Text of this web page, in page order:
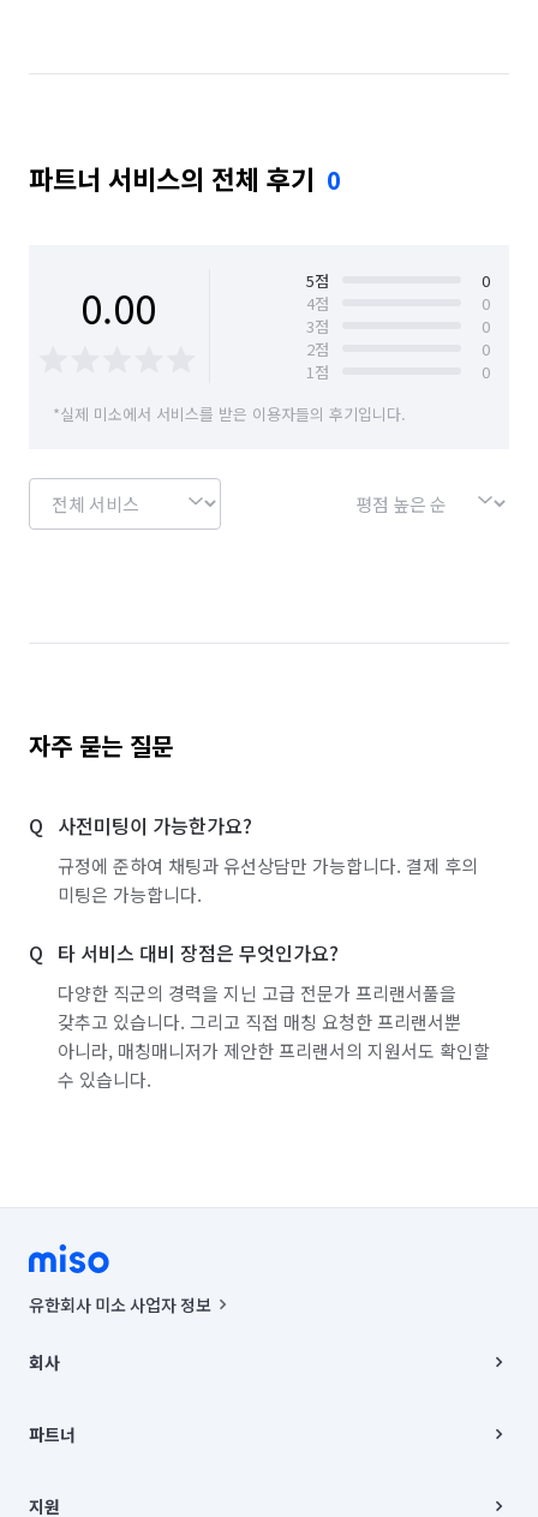
파트너 서비스의 전체 후기 0
0.00 5점
0
4점
0
3점
0
2점
0
1점
0
*실제 미소에서 서비스를 받은 이용자들의 후기입니다.
자주 묻는 질문
사전미팅이 가능한가요?
규정에 준하여 채팅과 유선상담만 가능합니다. 결제 후의
미팅은 가능합니다.
타 서비스 대비 장점은 무엇인가요?
다양한 직군의 경력을 지닌 고급 전문가 프리랜서풀을
갖추고 있습니다. 그리고 직접 매칭 요청한 프리랜서뿐
아니라, 매칭매니저가 제안한 프리랜서의 지원서도 확인할
수 있습니다.
유한회사 미소 사업자 정보
00019 |
주소 | 본사: 서울특별시 종로구 율곡로 6(중학동, 트윈트리빌딩) B동 5층
컨택센터 : 서울특별시 종로구 수송동 율곡로 24, 7층, 8층 미소
상품, 상품정보, 거래에 관한 의무와 책임은 거래당사자에게 있습니다.
회사
채용
파트너
이사
지원